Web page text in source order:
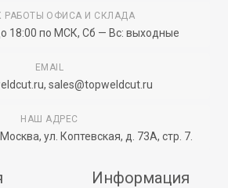
РАБОТЫ ОФИСА И СКЛАДА
18:00 по МСК, Сб — Вс: выходные
EMAIL
, sales@topweldcut.ru
НАШ АДРЕС
ул. Коптевская, д. 73А, стр. 7.
Информация